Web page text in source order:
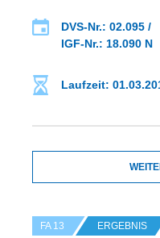
DVS-Nr.: 02.095 /
IGF-Nr.: 18.090 N
Laufzeit:
FA 13 ERGEBNIS